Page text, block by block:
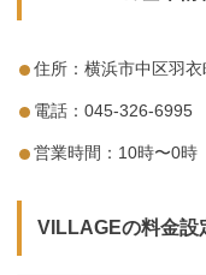
住所：横浜市中区羽
電話：045-326-6995
営業時間：10時〜0時
VILLAGEの料金設